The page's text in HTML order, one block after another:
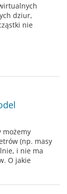
dziur,
nie
możemy
(np. masy
i nie ma
O jakie